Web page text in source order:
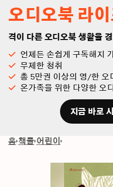
오디오북 라
격이 다른 오디오북 생활을
언제든 손쉽게 구독해지
무제한 청취
총 5만권 이상의 영/한 오
온가족을 위한 다양한 오
지금 바로
홈 책들 어린이